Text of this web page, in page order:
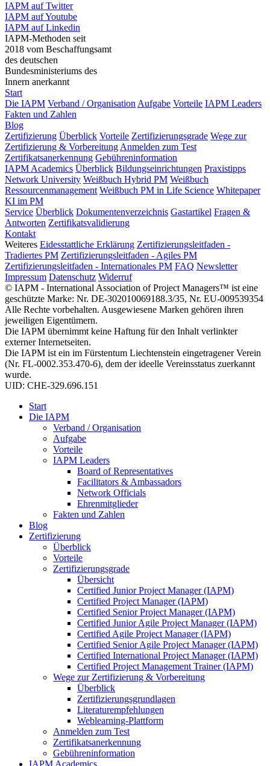
IAPM auf Twitter
IAPM auf Youtube
IAPM auf Linkedin
IAPM-Methoden seit
2018 vom Beschaffungsamt
des deutschen
Bundesministeriums des
Innern anerkannt
Start
Die IAPM Verband / Organisation Aufgabe Vorteile IAPM Leaders
Fakten und Zahlen
Blog
Zertifizierung Überblick Vorteile Zertifizierungsgrade Wege zur
Zertifizierung & Vorbereitung Anmelden zum Test
Zertifikatsanerkennung Gebühreninformation
IAPM Academics Überblick Bildungseinrichtungen Praxistipps
Network University Weißbuch Hybrid PM Weißbuch
Ressourcenmanagement Weißbuch PM in Life Science Whitepaper
KI im PM
Service Überblick Dokumentenverzeichnis Gastartikel Fragen &
Antworten Zertifikatsvalidierung
Kontakt
Weiteres Eidesstattliche Erklärung Zertifizierungsleitfaden -
Tradiertes PM Zertifizierungsleitfaden - Agiles PM
Zertifizierungsleitfaden - Internationales PM FAQ Newsletter
Impressum Datenschutz Widerruf
© IAPM - International Association of Project Managers™ ist eine
geschützte Marke: Nr. DE-302010069188.3/35, Nr. EU-009539354
Alle Rechte vorbehalten. Ausgewiesene Marken gehören ihren
jeweiligen Eigentümern.
Die IAPM übernimmt keine Haftung für den Inhalt verlinkter
externer Internetseiten.
Die IAPM ist ein im Fürstentum Liechtenstein eingetragener Verein
(Nr. FL-0002.353.470-6), dem der ideelle Vereinsstatus zuerkannt
wurde.
UID: CHE-329.696.151
Start
Die IAPM
Verband / Organisation
Aufgabe
Vorteile
IAPM Leaders
Board of Representatives
Facilitators & Ambassadors
Network Officials
Ehrenmitglieder
Fakten und Zahlen
Blog
Zertifizierung
Überblick
Vorteile
Zertifizierungsgrade
Übersicht
Certified Junior Project Manager (IAPM)
Certified Project Manager (IAPM)
Certified Senior Project Manager (IAPM)
Certified Junior Agile Project Manager (IAPM)
Certified Agile Project Manager (IAPM)
Certified Senior Agile Project Manager (IAPM)
Certified International Project Manager (IAPM)
Certified Project Management Trainer (IAPM)
Wege zur Zertifizierung & Vorbereitung
Überblick
Zertifizierungsgrundlagen
Literaturempfehlungen
Weblearning-Plattform
Anmelden zum Test
Zertifikatsanerkennung
Gebühreninformation